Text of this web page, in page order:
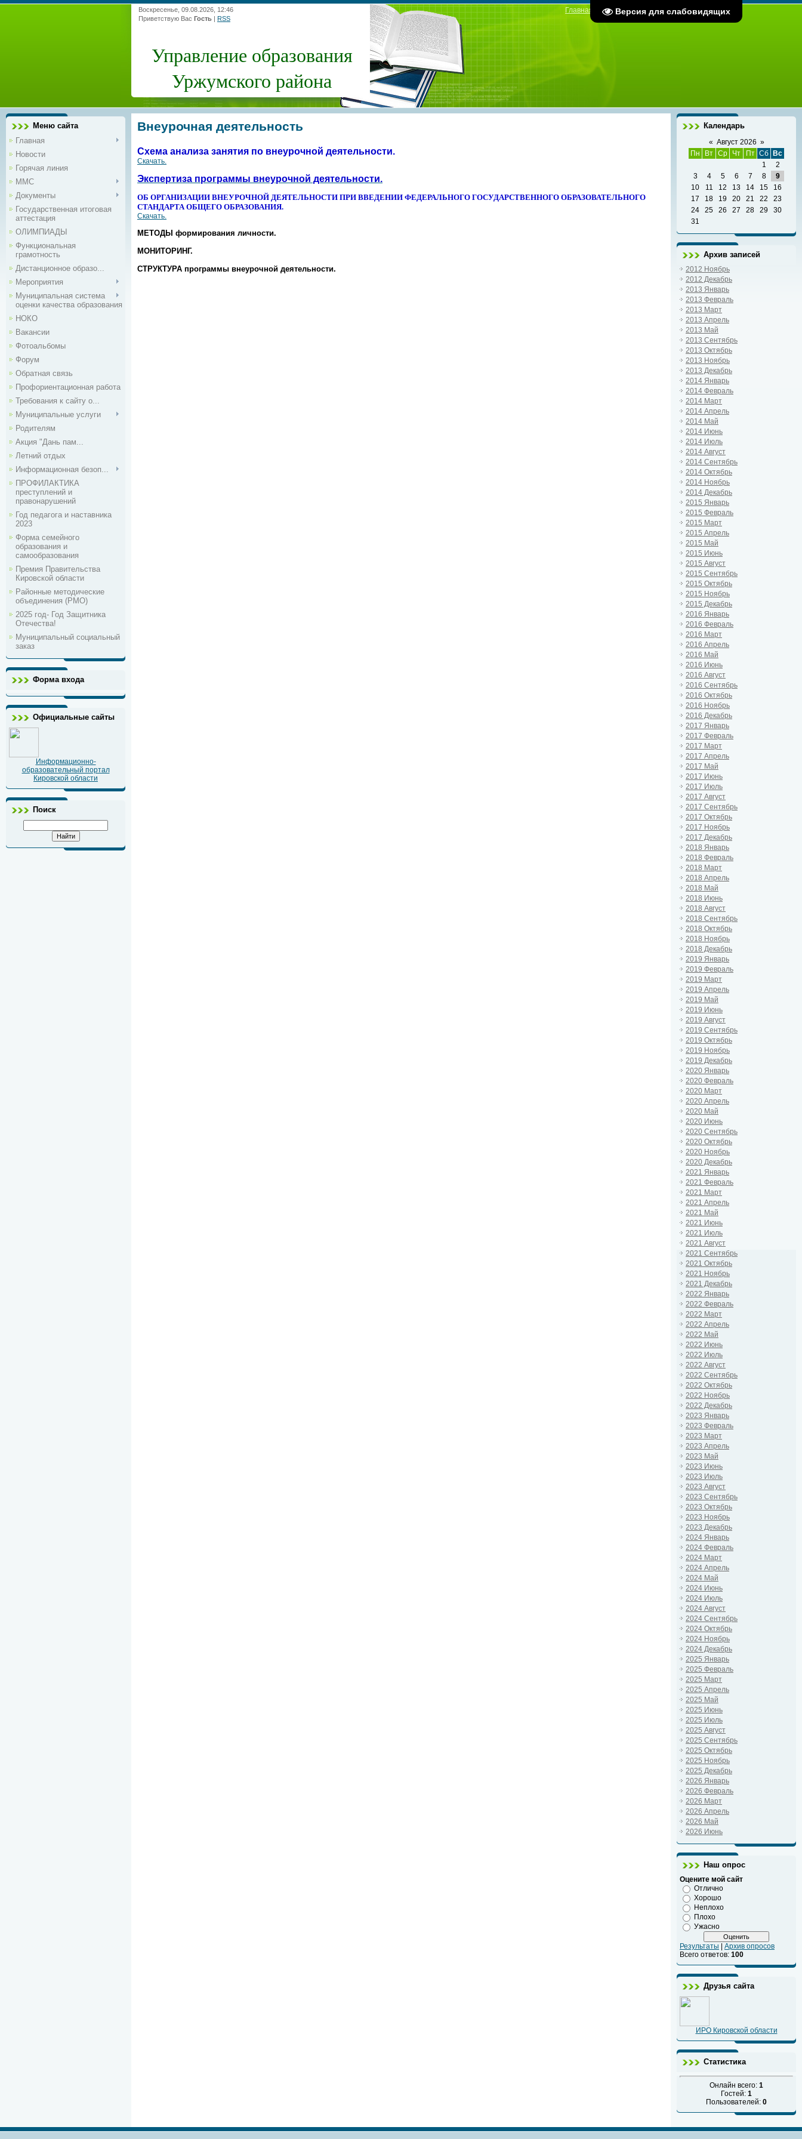
Версия для слабовидящих
Воскресенье, 09.08.2026, 12:46
Приветствую Вас Гость | RSS
Управление образования
Уржумского района
Главная Регистрация| Вход
Меню сайта
Главная
Новости
Горячая линия
ММС
Документы
Государственная итоговая
аттестация
ОЛИМПИАДЫ
Функциональная
грамотность
Дистанционное образо...
Мероприятия
Муниципальная система
оценки качества образования
НОКО
Вакансии
Фотоальбомы
Форум
Обратная связь
Профориентационная работа
Требования к сайту о...
Муниципальные услуги
Родителям
Акция "Дань пам...
Летний отдых
Информационная безоп...
ПРОФИЛАКТИКА
преступлений и
правонарушений
Год педагога и наставника
2023
Форма семейного
образования и
самообразования
Премия Правительства
Кировской области
Районные методические
объединения (РМО)
2025 год- Год Защитника
Отечества!
Муниципальный социальный
заказ
Форма входа
Официальные сайты
Информационно-
образовательный портал
Кировской области
Поиск
Внеурочная деятельность
Схема анализа занятия по внеурочной деятельности.
Скачать.
Экспертиза программы внеурочной деятельности.
ОБ ОРГАНИЗАЦИИ ВНЕУРОЧНОЙ ДЕЯТЕЛЬНОСТИ ПРИ ВВЕДЕНИИ ФЕДЕРАЛЬНОГО ГОСУДАРСТВЕННОГО ОБРАЗОВАТЕЛЬНОГО
СТАНДАРТА ОБЩЕГО ОБРАЗОВАНИЯ.
Скачать.
МЕТОДЫ формирования личности.
МОНИТОРИНГ.
СТРУКТУРА программы внеурочной деятельности.
Календарь
« Август 2026 »
Пн
Вт Ср Чт Пт Сб
Вс
1
2
3
4 5 6 7 8
9
10
11 12 13 14 15
16
17
18 19 20 21 22
23
24
25 26 27 28 29
30
31
Архив записей
2012 Ноябрь
2012 Декабрь
2013 Январь
2013 Февраль
2013 Март
2013 Апрель
2013 Май
2013 Сентябрь
2013 Октябрь
2013 Ноябрь
2013 Декабрь
2014 Январь
2014 Февраль
2014 Март
2014 Апрель
2014 Май
2014 Июнь
2014 Июль
2014 Август
2014 Сентябрь
2014 Октябрь
2014 Ноябрь
2014 Декабрь
2015 Январь
2015 Февраль
2015 Март
2015 Апрель
2015 Май
2015 Июнь
2015 Август
2015 Сентябрь
2015 Октябрь
2015 Ноябрь
2015 Декабрь
2016 Январь
2016 Февраль
2016 Март
2016 Апрель
2016 Май
2016 Июнь
2016 Август
2016 Сентябрь
2016 Октябрь
2016 Ноябрь
2016 Декабрь
2017 Январь
2017 Февраль
2017 Март
2017 Апрель
2017 Май
2017 Июнь
2017 Июль
2017 Август
2017 Сентябрь
2017 Октябрь
2017 Ноябрь
2017 Декабрь
2018 Январь
2018 Февраль
2018 Март
2018 Апрель
2018 Май
2018 Июнь
2018 Август
2018 Сентябрь
2018 Октябрь
2018 Ноябрь
2018 Декабрь
2019 Январь
2019 Февраль
2019 Март
2019 Апрель
2019 Май
2019 Июнь
2019 Август
2019 Сентябрь
2019 Октябрь
2019 Ноябрь
2019 Декабрь
2020 Январь
2020 Февраль
2020 Март
2020 Апрель
2020 Май
2020 Июнь
2020 Сентябрь
2020 Октябрь
2020 Ноябрь
2020 Декабрь
2021 Январь
2021 Февраль
2021 Март
2021 Апрель
2021 Май
2021 Июнь
2021 Июль
2021 Август
2021 Сентябрь
2021 Октябрь
2021 Ноябрь
2021 Декабрь
2022 Январь
2022 Февраль
2022 Март
2022 Апрель
2022 Май
2022 Июнь
2022 Июль
2022 Август
2022 Сентябрь
2022 Октябрь
2022 Ноябрь
2022 Декабрь
2023 Январь
2023 Февраль
2023 Март
2023 Апрель
2023 Май
2023 Июнь
2023 Июль
2023 Август
2023 Сентябрь
2023 Октябрь
2023 Ноябрь
2023 Декабрь
2024 Январь
2024 Февраль
2024 Март
2024 Апрель
2024 Май
2024 Июнь
2024 Июль
2024 Август
2024 Сентябрь
2024 Октябрь
2024 Ноябрь
2024 Декабрь
2025 Январь
2025 Февраль
2025 Март
2025 Апрель
2025 Май
2025 Июнь
2025 Июль
2025 Август
2025 Сентябрь
2025 Октябрь
2025 Ноябрь
2025 Декабрь
2026 Январь
2026 Февраль
2026 Март
2026 Апрель
2026 Май
2026 Июнь
Наш опрос
Оцените мой сайт
Отлично
Хорошо
Неплохо
Плохо
Ужасно
Результаты
Архив опросов
Всего ответов: 100
Друзья сайта
ИРО Кировской области
Статистика
Онлайн всего: 1
Гостей: 1
Пользователей: 0